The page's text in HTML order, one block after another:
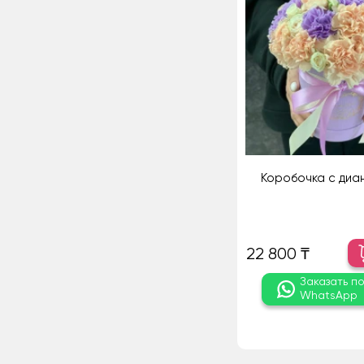
Коробочка с
22 800 ₸
Заказать по
WhatsApp